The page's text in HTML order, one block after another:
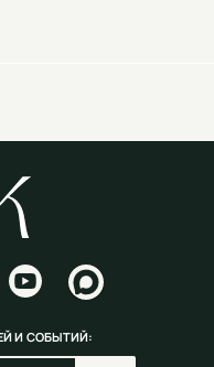
И СОБЫТИЙ: